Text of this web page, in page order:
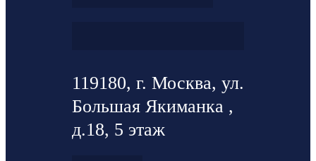
119180, г. Москва, ул.
Большая Якиманка ,
д.18, 5 этаж